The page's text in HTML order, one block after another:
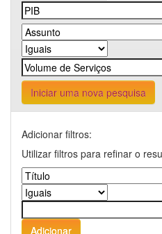
Iniciar uma nova pesquisa
Adicionar filtros:
Utilizar filtros para refinar o